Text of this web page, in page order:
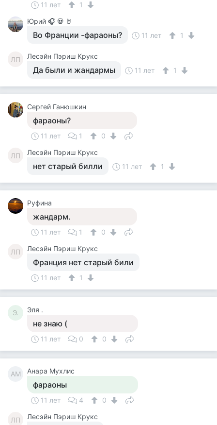
11 лет
1
Юрий 🎧 💀 🤘
Во Франции -фараоны? 11 лет 1
ЛП Лесэйн Пэриш Крукс
Да были и жандармы 11 лет 1
Сергей Ганюшкин
фараоны?
11 лет 1 0
ЛП Лесэйн Пэриш Крукс
нет старый билли 11 лет 1
Руфина
жандарм.
11 лет 1 0
ЛП Лесэйн Пэриш Крукс
Франция нет старый били
11 лет 1
Э. Эля .
не знаю (
11 лет 0 0
АМ Анара Мухлис
фараоны
11 лет 4 0
ЛП Лесэйн Пэриш Крукс